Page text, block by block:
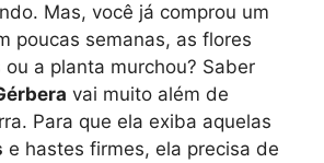
Mas, você já comprou um
poucas semanas, as flores
a planta murchou? Saber
vai muito além de
Para que ela exiba aquelas
e hastes firmes, ela precisa de